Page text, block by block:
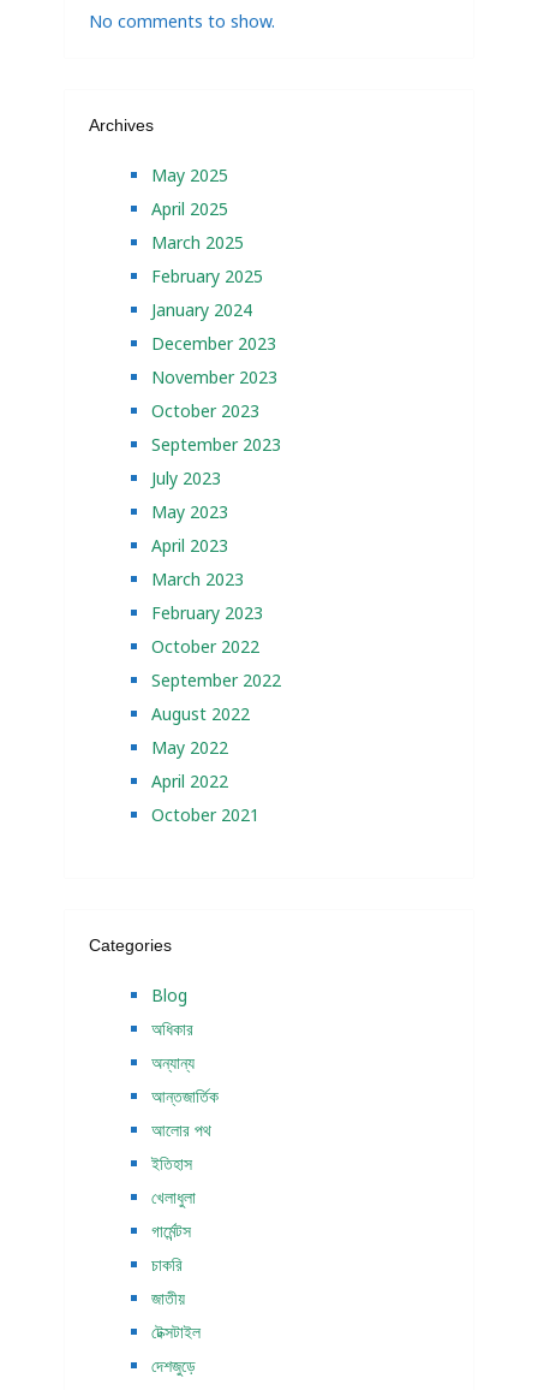
No comments to show.
Archives
May 2025
April 2025
March 2025
February 2025
January 2024
December 2023
November 2023
October 2023
September 2023
July 2023
May 2023
April 2023
March 2023
February 2023
October 2022
September 2022
August 2022
May 2022
April 2022
October 2021
Categories
Blog
অধিকার
অন্যান্য
আন্তজার্তিক
আলোর পথ
ইতিহাস
খেলাধুলা
গার্মেন্টস
চাকরি
জাতীয়
টেক্সটাইল
দেশজুড়ে